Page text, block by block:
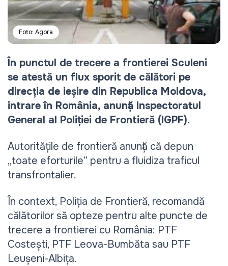
Foto: Agora
În punctul de trecere a frontierei Sculeni
se atestă un flux sporit de călători pe
direcția de ieșire din Republica Moldova,
intrare în România, anunță Inspectoratul
General al Poliției de Frontieră (IGPF).
Autoritățile de frontieră anunță că depun
„toate eforturile” pentru a fluidiza traficul
transfrontalier.
În context, Poliția de Frontieră, recomandă
călătorilor să opteze pentru alte puncte de
trecere a frontierei cu România: PTF
Costești, PTF Leova-Bumbăta sau PTF
Leușeni-Albița.